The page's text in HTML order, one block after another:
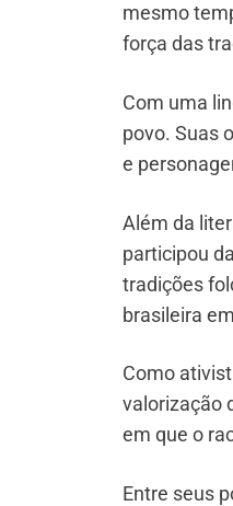
mesmo
força das
Com uma
povo. Suas
e
Além da
participou
tradições
brasileira
Como
valorização
em que o
Entre seus